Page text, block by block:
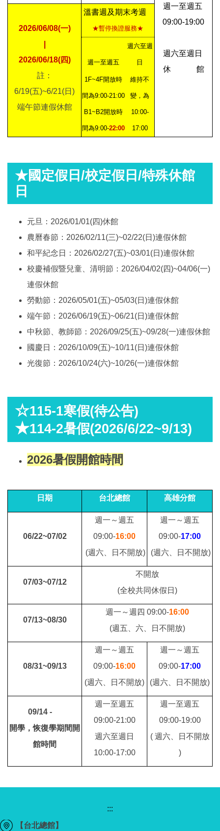
週一至週五
09:00-19:00
週六至週日
休 館
2026/06/08(一)
2026/06/18(四)
註：
6/19(五)~6/21(日)
端午節連假休館
溫書週及期末考週
★暫停換證服務★
週一至週五
週六至週
日
1F~4F開放時
間為9:00-21:00
B1~B2開放時
間為9:00-22:00
維持不
變，為
10:00-
17:00
★國定假日/校定假日/特殊休館
日
元旦：2026/01/01(四)休館
農曆春節：2026/02/11(三)~02/22(日)連假休館
和平紀念日：2026/02/27(五)~03/01(日)連假休館
校慶補假暨兒童、清明節：2026/04/02(四)~04/06(一)
連假休館
勞動節：2026/05/01(五)~05/03(日)連假休館
端午節：2026/06/19(五)~06/21(日)連假休館
中秋節、教師節：2026/09/25(五)~09/28(一)連假休館
國慶日：2026/10/09(五)~10/11(日)連假休館
光復節：2026/10/24(六)~10/26(一)連假休館
☆115-1寒假(待公告)
★114-2暑假(2026/6/22~9/13)
2026暑假開館時間
日期 台北總館 高雄分館
06/22~07/02
週一～週五
09:00-16:00
(週六、日不開放)
週一～週五
09:00-17:00
(週六、日不開放)
07/03~07/12
不開放
(全校共同休假日)
07/13~08/30
週一～週四 09:00-16:00
(週五、六、日不開放)
08/31~09/13
週一～週五
09:00-16:00
(週六、日不開放)
週一～週五
09:00-17:00
(週六、日不開放)
09/14 -
開學，恢復學期間開
館時間
週一至週五
09:00-21:00
週六至週日
10:00-17:00
週一至週五
09:00-19:00
( 週六、日不開放
)
:::
【台北總館】